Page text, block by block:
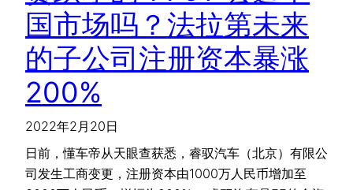
国市场吗？法拉第未来
的子公司注册资本暴涨
200%
2022年2月20日
日前，懂车帝从天眼查获悉，睿驭汽车（北京）有限公
司发生工商变更，注册资本由1000万人民币增加至